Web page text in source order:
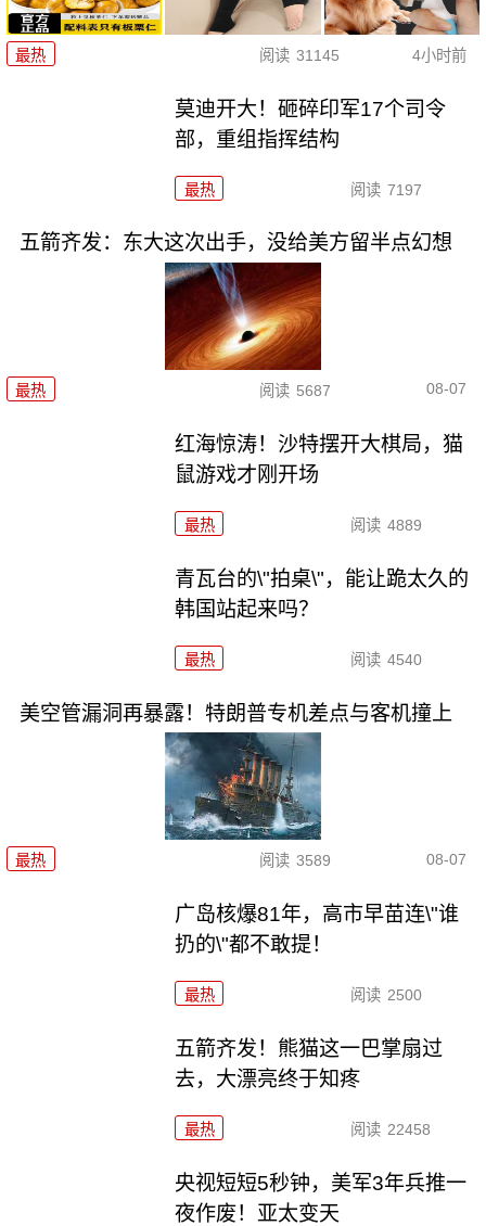
最热 阅读 31145 4小时前
莫迪开大！砸碎印军17个司令
部，重组指挥结构
最热 阅读 7197
五箭齐发：东大这次出手，没给美方留半点幻想
最热 阅读 5687 08-07
红海惊涛！沙特摆开大棋局，猫
鼠游戏才刚开场
最热 阅读 4889
青瓦台的\"拍桌\"，能让跪太久的
韩国站起来吗？
最热 阅读 4540
美空管漏洞再暴露！特朗普专机差点与客机撞上
最热 阅读 3589 08-07
广岛核爆81年，高市早苗连\"谁
扔的\"都不敢提！
最热 阅读 2500
五箭齐发！熊猫这一巴掌扇过
去，大漂亮终于知疼
最热 阅读 22458
央视短短5秒钟，美军3年兵推一
夜作废！亚太变天